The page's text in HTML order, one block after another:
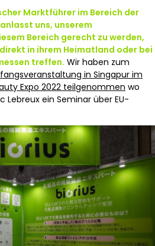
Marktführer im Bereich der
uns, unserem
Bereich gerecht zu werden,
in ihrem Heimatland oder bei
treffen. Wir haben zum
in Singapur im
Expo 2022 teilgenommen wo
Lebreux ein Seminar über EU-